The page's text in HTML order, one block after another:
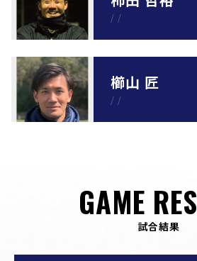
/ /
櫛山 匠
/ /
GAME
試合結果